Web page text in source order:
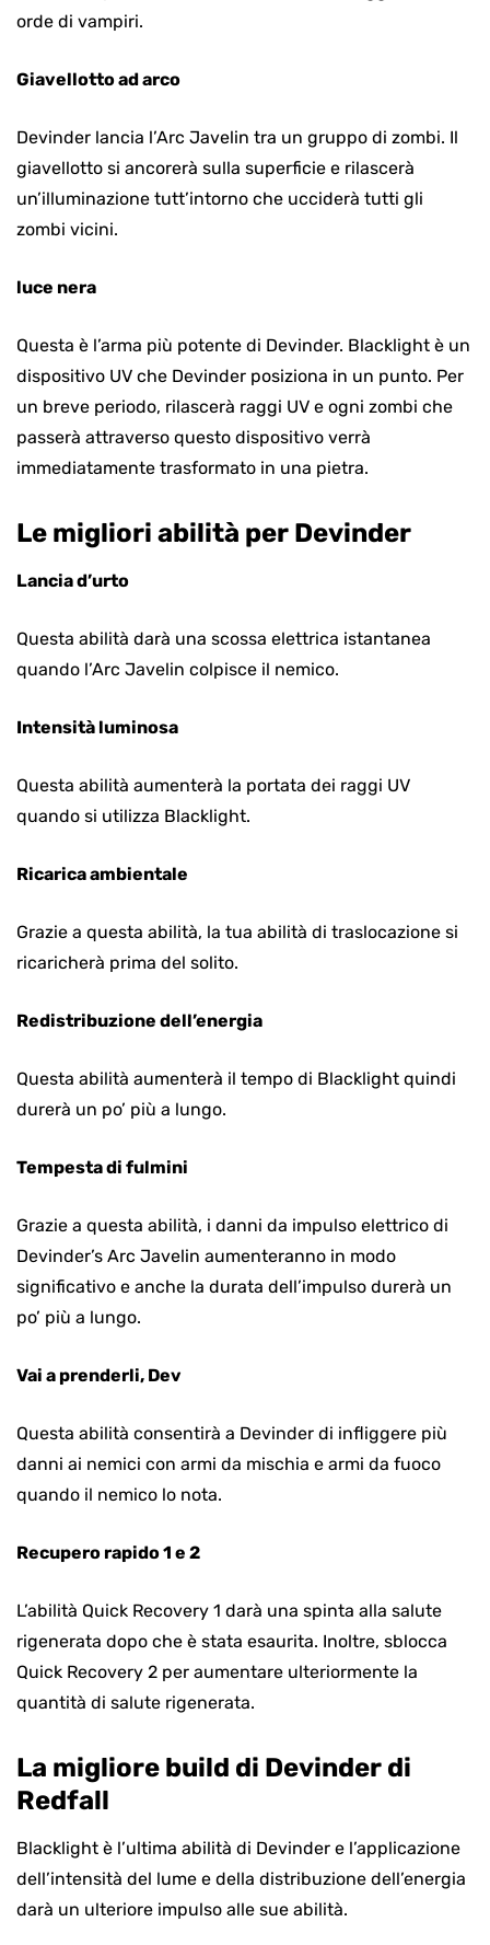
orde di vampiri.
Giavellotto ad arco
Devinder lancia l’Arc Javelin tra un gruppo di zombi. Il
giavellotto si ancorerà sulla superficie e rilascerà
un’illuminazione tutt’intorno che ucciderà tutti gli
zombi vicini.
luce nera
Questa è l’arma più potente di Devinder. Blacklight è un
dispositivo UV che Devinder posiziona in un punto. Per
un breve periodo, rilascerà raggi UV e ogni zombi che
passerà attraverso questo dispositivo verrà
immediatamente trasformato in una pietra.
Le migliori abilità per Devinder
Lancia d’urto
Questa abilità darà una scossa elettrica istantanea
quando l’Arc Javelin colpisce il nemico.
Intensità luminosa
Questa abilità aumenterà la portata dei raggi UV
quando si utilizza Blacklight.
Ricarica ambientale
Grazie a questa abilità, la tua abilità di traslocazione si
ricaricherà prima del solito.
Redistribuzione dell’energia
Questa abilità aumenterà il tempo di Blacklight quindi
durerà un po’ più a lungo.
Tempesta di fulmini
Grazie a questa abilità, i danni da impulso elettrico di
Devinder’s Arc Javelin aumenteranno in modo
significativo e anche la durata dell’impulso durerà un
po’ più a lungo.
Vai a prenderli, Dev
Questa abilità consentirà a Devinder di infliggere più
danni ai nemici con armi da mischia e armi da fuoco
quando il nemico lo nota.
Recupero rapido 1 e 2
L’abilità Quick Recovery 1 darà una spinta alla salute
rigenerata dopo che è stata esaurita. Inoltre, sblocca
Quick Recovery 2 per aumentare ulteriormente la
quantità di salute rigenerata.
La migliore build di Devinder di
Redfall
Blacklight è l’ultima abilità di Devinder e l’applicazione
dell’intensità del lume e della distribuzione dell’energia
darà un ulteriore impulso alle sue abilità.